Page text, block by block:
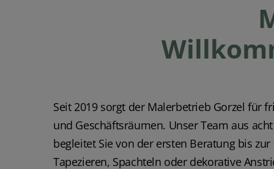
Seit 2019 sorgt der Malerbetrieb Gorzel für
und Geschäftsräumen. Unser Team aus
begleitet Sie von der ersten Beratung bis
Tapezieren, Spachteln oder dekorative